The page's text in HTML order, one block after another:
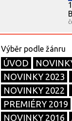
ÚVOD
NOVINKY 2023
NOVINKY 2022
PREMIÉRY 2019
NOVINKY 2016